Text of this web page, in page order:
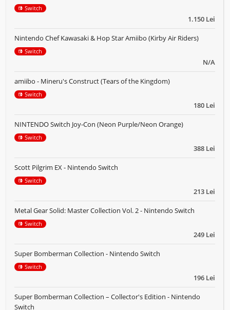
1.150 Lei
Switch
N/A
Nintendo Chef Kawasaki & Hop Star Amiibo (Kirby Air Riders)
Switch
180 Lei
amiibo - Mineru's Construct (Tears of the Kingdom)
Switch
388 Lei
NINTENDO Switch Joy-Con (Neon Purple/Neon Orange)
Switch
213 Lei
Scott Pilgrim EX - Nintendo Switch
Switch
249 Lei
Metal Gear Solid: Master Collection Vol. 2 - Nintendo Switch
Switch
196 Lei
Super Bomberman Collection - Nintendo Switch
Switch
Super Bomberman Collection – Collector's Edition - Nintendo
Switch